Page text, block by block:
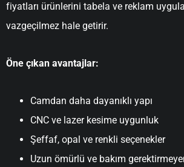
fiyatları ürünlerini tabela ve reklam
vazgeçilmez hale getirir.
Öne çıkan avantajlar:
Camdan daha dayanıklı yapı
CNC ve lazer kesime uygunluk
Şeffaf, opal ve renkli seçenekler
Uzun ömürlü ve bakım